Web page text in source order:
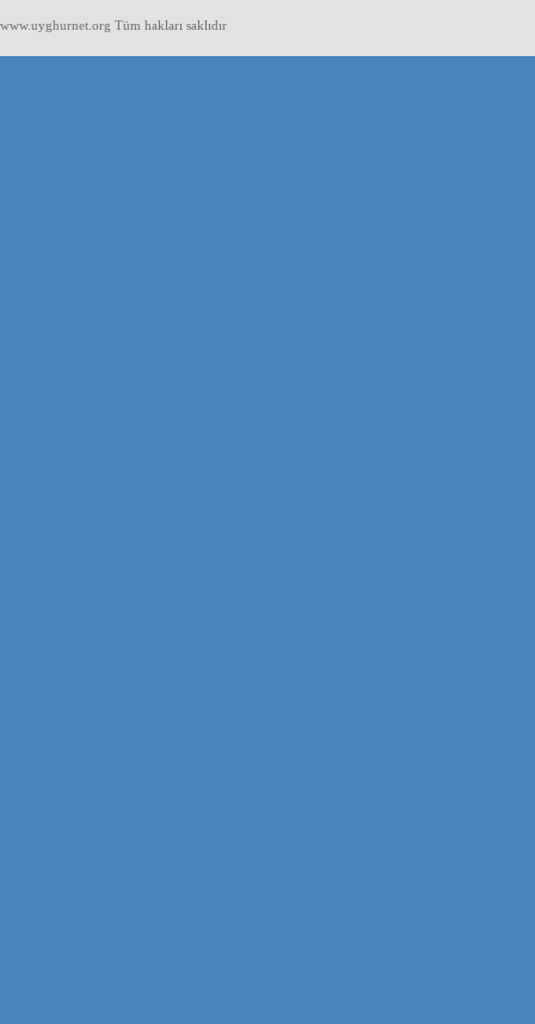
www.uyghurnet.org Tüm hakları saklıdır